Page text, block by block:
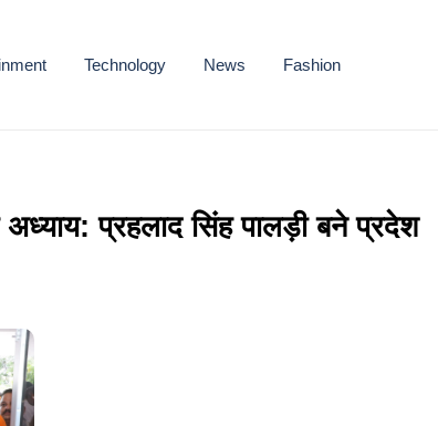
Technology News Fashion
प्रहलाद सिंह पालड़ी बने प्रदेश